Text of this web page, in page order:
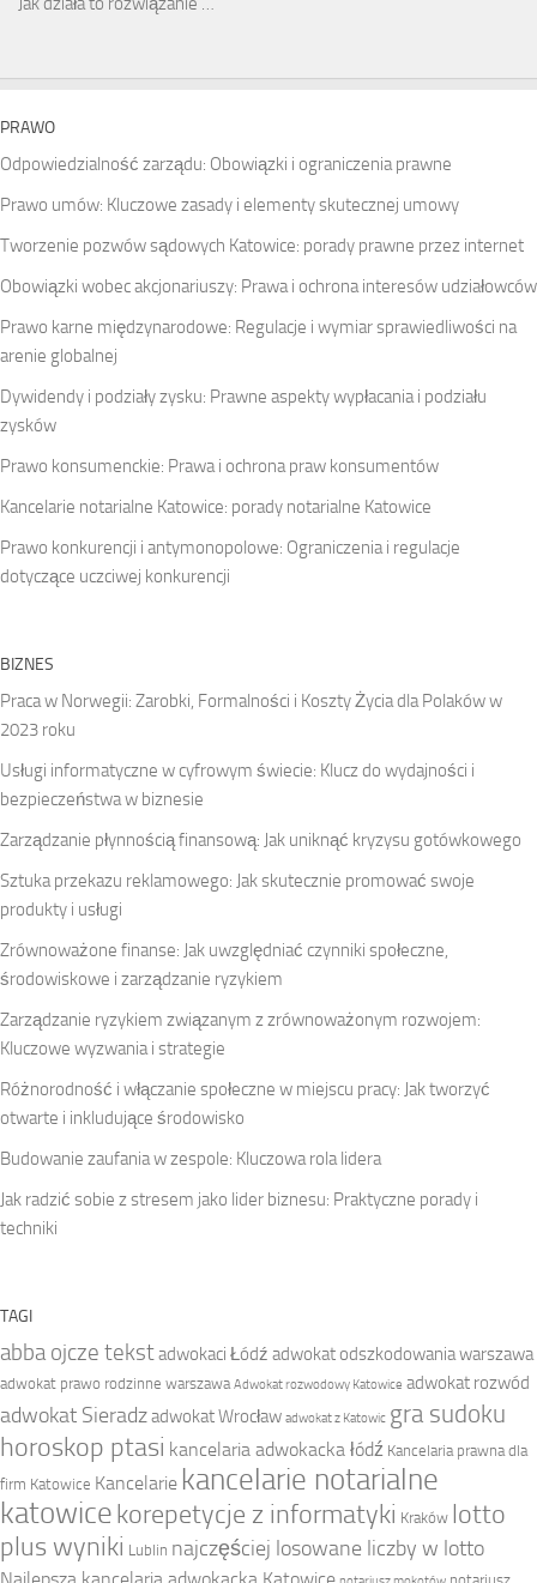
PRAWO
Odpowiedzialność zarządu: Obowiązki i ograniczenia prawne
Prawo umów: Kluczowe zasady i elementy skutecznej umowy
Tworzenie pozwów sądowych Katowice: porady prawne przez internet
Obowiązki wobec akcjonariuszy: Prawa i ochrona interesów udziałowców
Prawo karne międzynarodowe: Regulacje i wymiar sprawiedliwości na
arenie globalnej
Dywidendy i podziały zysku: Prawne aspekty wypłacania i podziału
zysków
Prawo konsumenckie: Prawa i ochrona praw konsumentów
Kancelarie notarialne Katowice: porady notarialne Katowice
Prawo konkurencji i antymonopolowe: Ograniczenia i regulacje
dotyczące uczciwej konkurencji
BIZNES
Praca w Norwegii: Zarobki, Formalności i Koszty Życia dla Polaków w
2023 roku
Usługi informatyczne w cyfrowym świecie: Klucz do wydajności i
bezpieczeństwa w biznesie
Zarządzanie płynnością finansową: Jak uniknąć kryzysu gotówkowego
Sztuka przekazu reklamowego: Jak skutecznie promować swoje
produkty i usługi
Zrównoważone finanse: Jak uwzględniać czynniki społeczne,
środowiskowe i zarządzanie ryzykiem
Zarządzanie ryzykiem związanym z zrównoważonym rozwojem:
Kluczowe wyzwania i strategie
Różnorodność i włączanie społeczne w miejscu pracy: Jak tworzyć
otwarte i inkludujące środowisko
Budowanie zaufania w zespole: Kluczowa rola lidera
Jak radzić sobie z stresem jako lider biznesu: Praktyczne porady i
techniki
TAGI
abba ojcze tekstadwokaci Łódź adwokat odszkodowania warszawa
adwokat prawo rodzinne warszawa Adwokat rozwodowy Katowice adwokat rozwód
adwokat Sieradzadwokat Wrocław adwokat z Katowic gra sudoku
horoskop ptasi kancelaria adwokacka łódź Kancelaria prawna dla
firm Katowice Kancelarie kancelarie notarialne
katowice korepetycje z informatyki Kraków lotto
plus wyniki Lublin najczęściej losowane liczby w lotto